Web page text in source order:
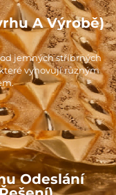
A Výrobě)
jemných stříbrných
vyhovují různým
Odeslání